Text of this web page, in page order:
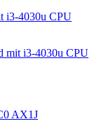
mit i3-4030u CPU